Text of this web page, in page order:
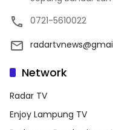
0721-5610022
Network
Radar TV
Enjoy Lampung TV